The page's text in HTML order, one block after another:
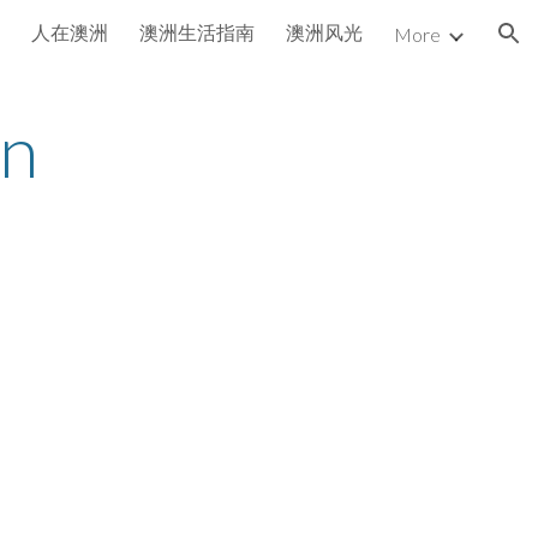
人在澳洲 澳洲生活指南 澳洲风光 More